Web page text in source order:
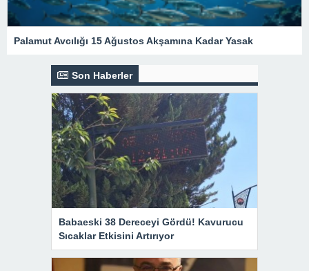
Palamut Avcılığı 15 Ağustos Akşamına Kadar Yasak
Son Haberler
Babaeski 38 Dereceyi Gördü! Kavurucu
Sıcaklar Etkisini Artırıyor